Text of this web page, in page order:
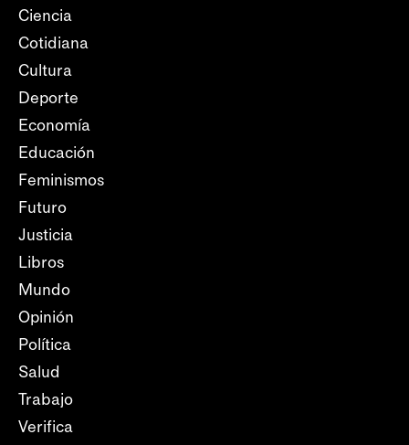
Ciencia
Cotidiana
Cultura
Deporte
Economía
Educación
Feminismos
Futuro
Justicia
Libros
Mundo
Opinión
Política
Salud
Trabajo
Verifica